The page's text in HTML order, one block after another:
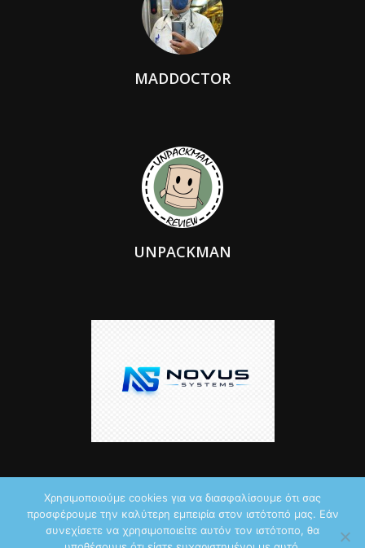
MADDOCTOR
UNPACKMAN
© 2026 by iTechNews.gr
Χρησιμοποιούμε cookies για να διασφαλίσουμε ότι σας
προσφέρουμε την καλύτερη εμπειρία στον ιστότοπό μας. Εάν
συνεχίσετε να χρησιμοποιείτε αυτόν τον ιστότοπο, θα